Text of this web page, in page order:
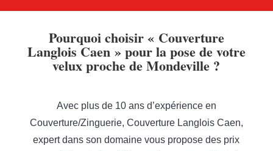
Pourquoi choisir « Couverture
Langlois Caen » pour la pose de votre
velux proche de Mondeville ?
Avec plus de 10 ans d’expérience en
Couverture/Zinguerie, Couverture Langlois Caen,
expert dans son domaine vous propose des prix